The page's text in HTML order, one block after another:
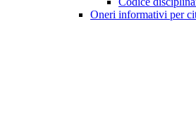
Oneri informativi per